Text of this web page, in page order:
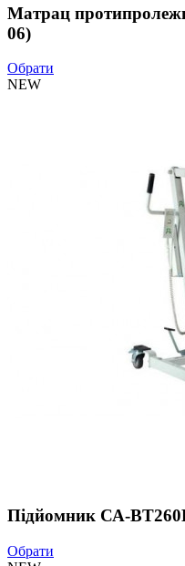
Матрац
06)
Обрати
NEW
Підйомник СА-
Обрати